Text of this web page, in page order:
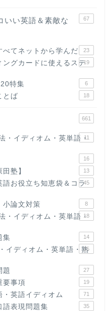
いい英語＆素敵な
67
べてネットから学んだ 23
ングカードに使えるステ19
特集 6
とば 18
661
・イディオム・英単語・
11
16
塾】 13
語お役立ち知恵袋＆コラ45
小論文対策 8
・イディオム・英単語・
18
集 14
イディオム・英単語・熟
15
題 27
要事項 19
英語イディオム 71
語表現問題集 35